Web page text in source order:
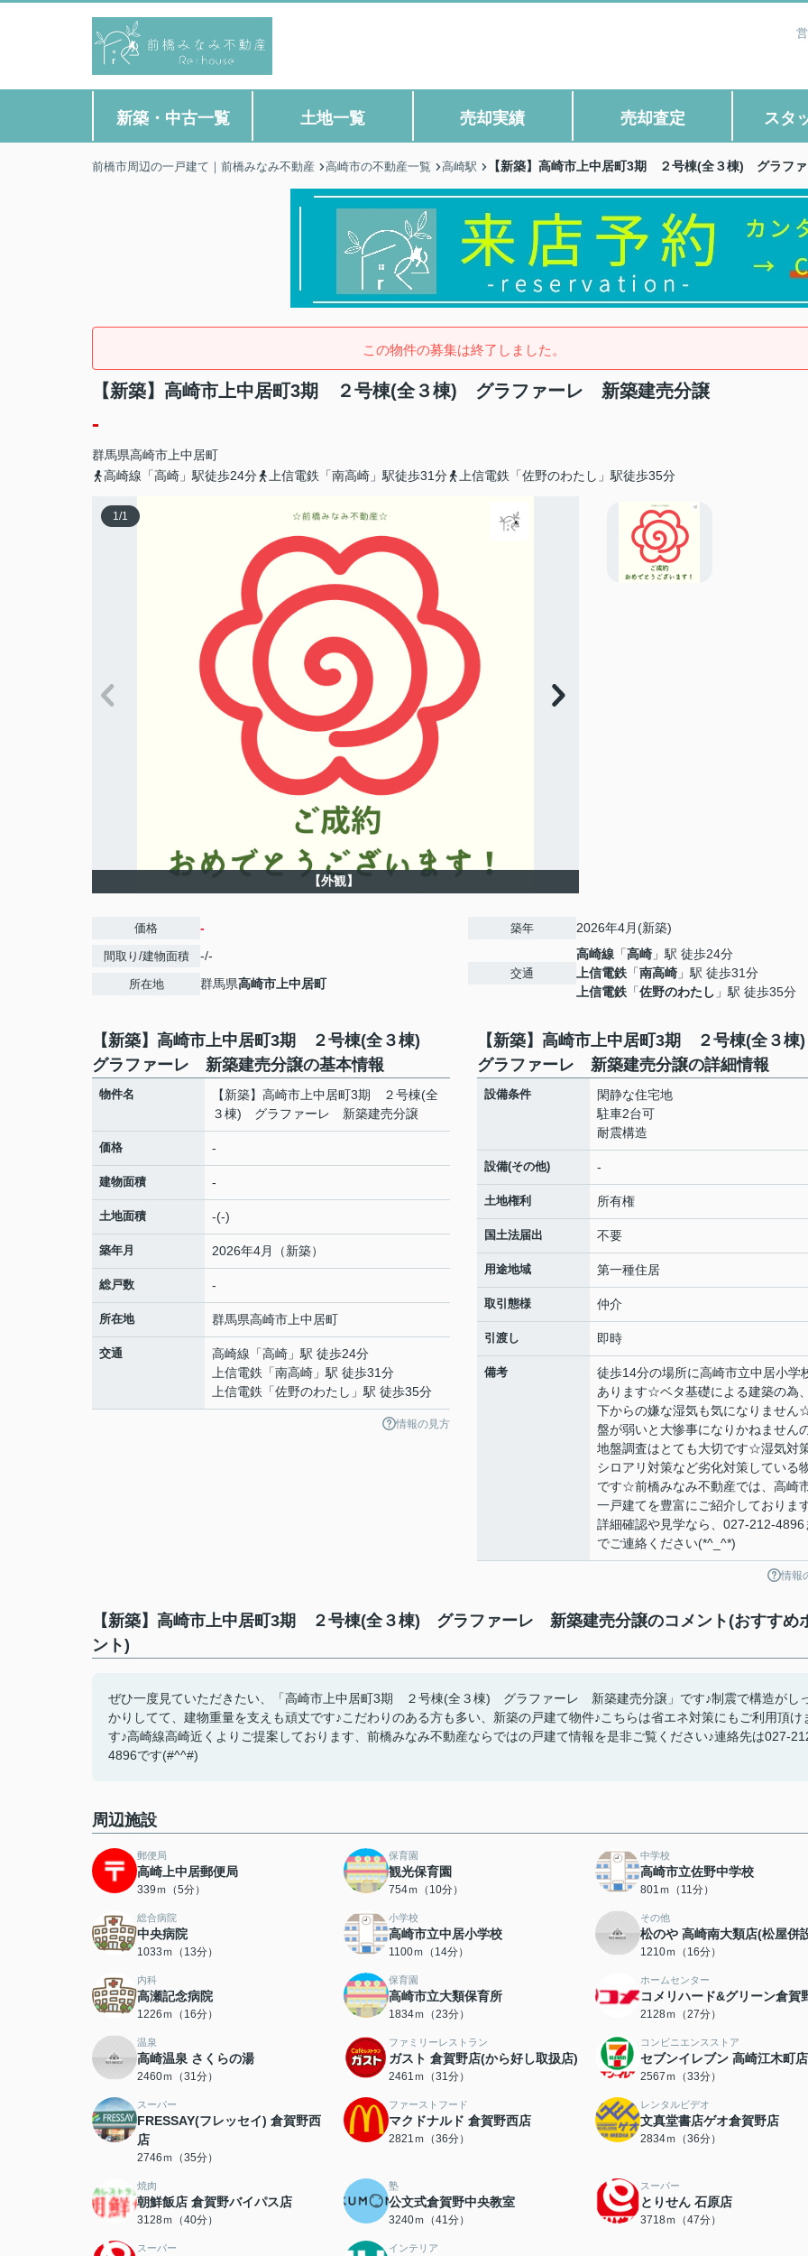
新築・中古一覧 土地一覧 売却実績 売却査定 スタ
前橋市周辺の一戸建て｜前橋みなみ不動産 高崎市の不動産一覧 高崎駅 【新築】高崎市上中居町3期 ２号棟(全３棟) グラフ
この物件の募集は終了しました。
【新築】高崎市上中居町3期 ２号棟(全３棟) グラファーレ 新築建売分譲
-
群馬県高崎市 上中居町
高崎線「高崎」駅徒歩24分
上信電鉄「南高崎」駅徒歩31分 上信電鉄「佐野のわたし」駅徒歩35分
1/1
【外観】
価格 -
間取り/建物面積 -/-
所在地 群馬県高崎市 上中居町
築年 2026年4月(新築)
交通
高崎線 「高崎 」駅 徒歩24分
上信電鉄 「南高崎 」駅 徒歩31分
上信電鉄 「佐野のわたし 」駅 徒歩35分
【新築】高崎市上中居町3期 ２号棟(全３棟)
グラファーレ 新築建売分譲の基本情報
物件名
【新築】高崎市上中居町3期 ２号棟(全
３棟) グラファーレ 新築建売分譲
価格 -
建物面積 -
土地面積 -(-)
築年月 2026年4月（新築）
総戸数 -
所在地 群馬県高崎市 上中居町
交通 高崎線 「高崎 」駅 徒歩24分
上信電鉄 「南高崎 」駅 徒歩31分
上信電鉄 「佐野のわたし 」駅 徒歩35分
情報の見方
【新築】高崎市上中居町3期 ２号棟(全３
グラファーレ 新築建売分譲の詳細情報
設備条件
閑静な住宅地
駐車2台可
耐震構造
設備(その他) -
土地権利 所有権
国土法届出 不要
用途地域 第一種住居
取引態様 仲介
引渡し 即時
備考
徒歩14分の場所に高崎市立中居小学
あります☆ベタ基礎による建築の為
下からの嫌な湿気も気になりません
盤が弱いと大惨事になりかねません
地盤調査はとても大切です☆湿気対
シロアリ対策など劣化対策している
です☆前橋みなみ不動産では、高崎
一戸建てを豊富にご紹介しておりま
詳細確認や見学なら、027-212-4896
でご連絡ください(*^_^*)
情報
【新築】高崎市上中居町3期 ２号棟(全３棟) グラファーレ 新築建売分譲のコメント(おすすめ
ント)
ぜひ一度見ていただきたい、「高崎市上中居町3期 ２号棟(全３棟) グラファーレ 新築建売分譲」です♪制震で構造がし
かりしてて、建物重量を支えも頑丈です♪こだわりのある方も多い、新築の戸建て物件♪こちらは省エネ対策にもご利用頂け
す♪高崎線高崎近くよりご提案しております、前橋みなみ不動産ならではの戸建て情報を是非ご覧ください♪連絡先は027-
4896です(#^^#)
周辺施設
郵便局
高崎上中居郵便局
339ｍ（5分）
保育園
観光保育園
754ｍ（10分）
中学校
高崎市立佐野中学校
801ｍ（11分）
総合病院
中央病院
1033ｍ（13分）
小学校
高崎市立中居小学校
1100ｍ（14分）
その他
松のや 高崎南大類店(松屋併
1210ｍ（16分）
内科
高瀬記念病院
1226ｍ（16分）
保育園
高崎市立大類保育所
1834ｍ（23分）
ホームセンター
コメリハード&グリーン倉賀
2128ｍ（27分）
温泉
高崎温泉 さくらの湯
2460ｍ（31分）
ファミリーレストラン
ガスト 倉賀野店(から好し取扱店)
2461ｍ（31分）
コンビニエンスストア
セブンイレブン 高崎江木町店
2567ｍ（33分）
スーパー
FRESSAY(フレッセイ) 倉賀野西
店
2746ｍ（35分）
ファーストフード
マクドナルド 倉賀野西店
2821ｍ（36分）
レンタルビデオ
文真堂書店ゲオ倉賀野店
2834ｍ（36分）
焼肉
朝鮮飯店 倉賀野バイパス店
3128ｍ（40分）
塾
公文式倉賀野中央教室
3240ｍ（41分）
スーパー
とりせん 石原店
3718ｍ（47分）
スーパー インテリア